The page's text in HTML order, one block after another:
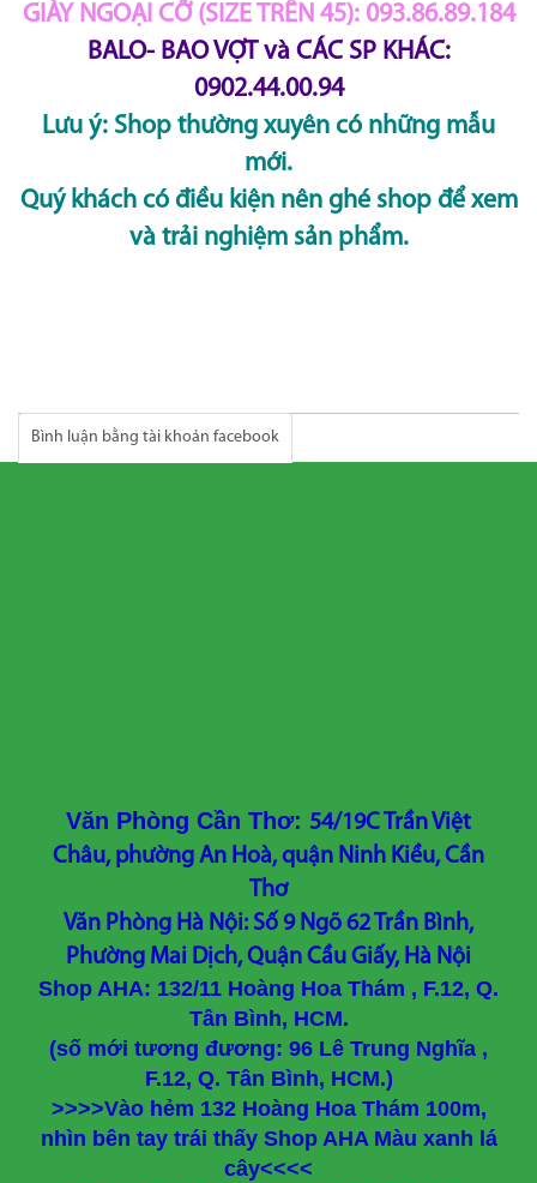
GIÀY NGOẠI CỠ (SIZE TRÊN 45): 093.86.89.184
BALO- BAO VỢT và CÁC SP KHÁC:
0902.44.00.94
Lưu ý: Shop thường xuyên có những mẫu
mới.
Quý khách có điều kiện nên ghé shop để xem
và trải nghiệm sản phẩm.
Bình luận bằng tài khoản facebook
Văn Phòng Cần Thơ: 54/19C Trần Việt
Châu, phường An Hoà, quận Ninh Kiều, Cần
Thơ
Văn Phòng Hà Nội: Số 9 Ngõ 62 Trần Bình,
Phường Mai Dịch, Quận Cầu Giấy, Hà Nội
Shop AHA: 132/11 Hoàng Hoa Thám , F.12, Q.
Tân Bình, HCM.
(số mới tương đương: 96 Lê Trung Nghĩa ,
F.12, Q. Tân Bình, HCM.)
>>>>Vào hẻm 132 Hoàng Hoa Thám 100m,
nhìn bên tay trái thấy Shop AHA Màu xanh lá
cây<<<<